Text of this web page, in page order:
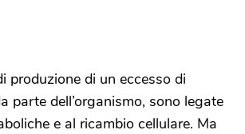
produzione di un eccesso di
parte dell’organismo, sono legate
e al ricambio cellulare. Ma